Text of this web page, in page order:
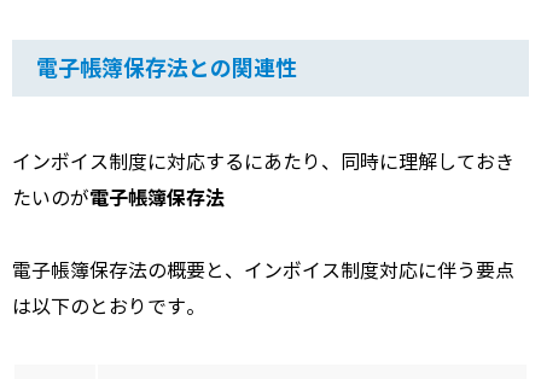
電子帳簿保存法との関連性
インボイス制度に対応するにあたり、同時に理解しておき
たいのが電子帳簿保存法
電子帳簿保存法の概要と、インボイス制度対応に伴う要点
は以下のとおりです。